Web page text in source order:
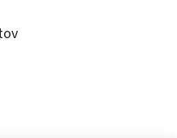
z 5 hviezdičiek.